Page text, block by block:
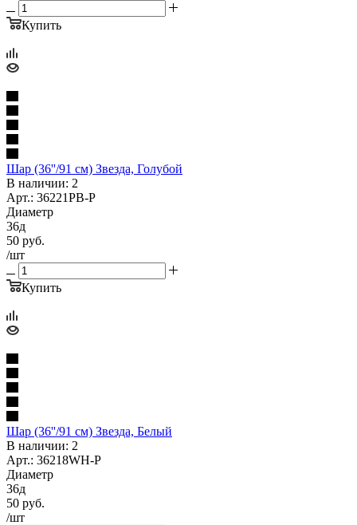
Купить
Шар (36''/91 см) Звезда, Голубой
В наличии: 2
Арт.: 36221PB-P
Диаметр
36д
50 руб.
/шт
Купить
Шар (36''/91 см) Звезда, Белый
В наличии: 2
Арт.: 36218WH-P
Диаметр
36д
50 руб.
/шт